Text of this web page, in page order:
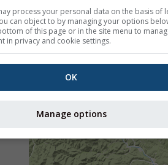
process your personal data on the basis of
can object to by managing your options
of this page or in the site menu to
in privacy and cookie settings.
OK
Manage options